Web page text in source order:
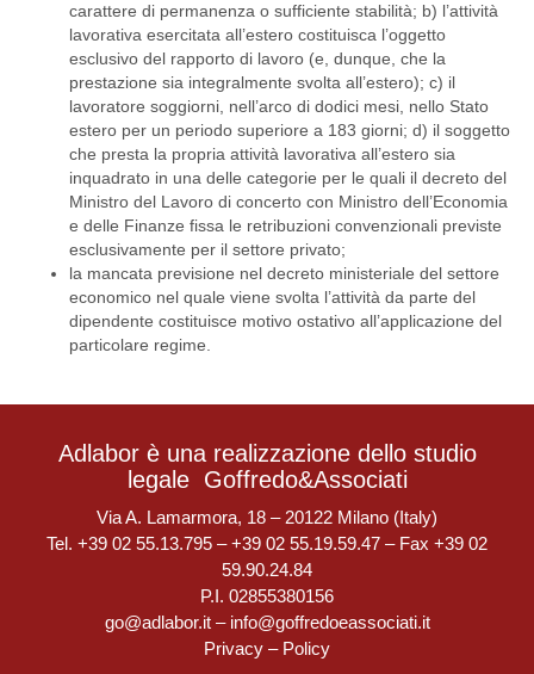
carattere di permanenza o sufficiente stabilità; b) l’attività
lavorativa esercitata all’estero costituisca l’oggetto
esclusivo del rapporto di lavoro (e, dunque, che la
prestazione sia integralmente svolta all’estero); c) il
lavoratore soggiorni, nell’arco di dodici mesi, nello Stato
estero per un periodo superiore a 183 giorni; d) il soggetto
che presta la propria attività lavorativa all’estero sia
inquadrato in una delle categorie per le quali il decreto del
Ministro del Lavoro di concerto con Ministro dell’Economia
e delle Finanze fissa le retribuzioni convenzionali previste
esclusivamente per il settore privato;
la mancata previsione nel decreto ministeriale del settore
economico nel quale viene svolta l’attività da parte del
dipendente costituisce motivo ostativo all’applicazione del
particolare regime.
Adlabor è una realizzazione dello studio
legale Goffredo&Associati
Via A. Lamarmora, 18 – 20122 Milano (Italy)
Tel. +39 02 55.13.795 – +39 02 55.19.59.47 – Fax +39 02
59.90.24.84
P.I. 02855380156
go@adlabor.it– info@goffredoeassociati.it
Privacy – Policy